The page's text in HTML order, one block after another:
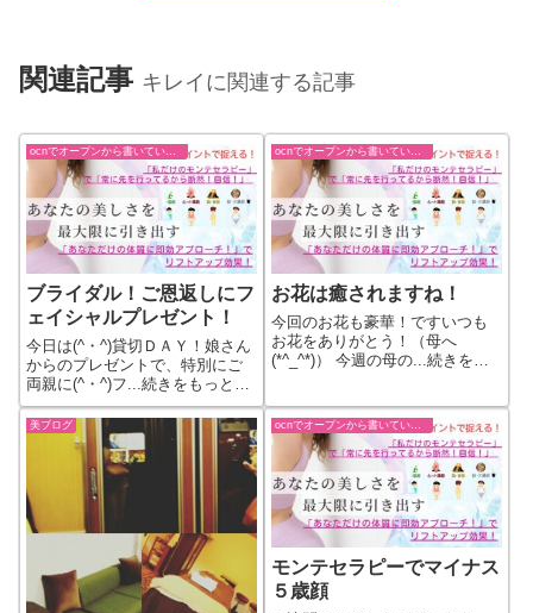
関連記事 キレイに関連する記事
ocnでオープンから書いていた過去ブログ
ブライダル！ご恩返しにフ
ェイシャルプレゼント！
今日は(^・^)貸切ＤＡＹ！娘さん
からのプレゼントで、特別にご
両親に(^・^)フ...続きをもっと見
る
ocnでオープンから書いていた過去ブログ
お花は癒されますね！
今回のお花も豪華！ですいつも
お花をありがとう！（母へ
(*^_^*)） 今週の母の...続きをも
美ブログ ocnでオープンから書いていた過去ブログ
モンテセラピーでマイナス
５歳顔